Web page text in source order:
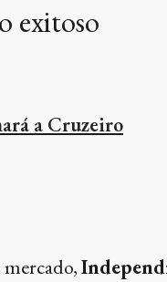
exitoso
a Cruzeiro